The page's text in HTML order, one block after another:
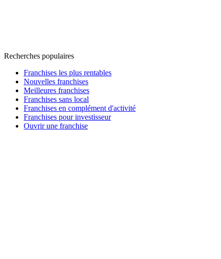
Recherches populaires
Franchises les plus rentables
Nouvelles franchises
Meilleures franchises
Franchises sans local
Franchises en complément d'activité
Franchises pour investisseur
Ouvrir une franchise